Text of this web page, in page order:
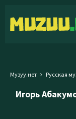
Музуу.нет Русская
Игорь